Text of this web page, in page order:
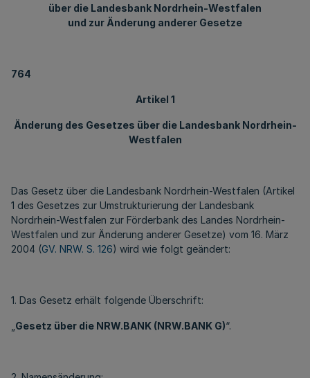
über die Landesbank Nordrhein-Westfalen
und zur Änderung anderer Gesetze
764
Artikel 1
Änderung des Gesetzes über die Landesbank Nordrhein-
Westfalen
Das Gesetz über die Landesbank Nordrhein-Westfalen (Artikel
1 des Gesetzes zur Umstrukturierung der Landesbank
Nordrhein-Westfalen zur Förderbank des Landes Nordrhein-
Westfalen und zur Änderung anderer Gesetze) vom 16. März
2004 (GV. NRW. S. 126) wird wie folgt geändert:
1. Das Gesetz erhält folgende Überschrift:
Gesetz über die NRW.BANK (NRW.BANK G)“.